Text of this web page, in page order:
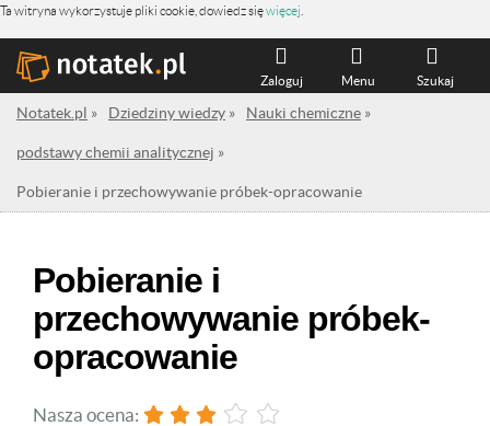
Ta witryna wykorzystuje pliki cookie, dowiedz sięwięcej
Szukaj
Menu
Zaloguj
Notatek.pl » Dziedziny wiedzy » Nauki chemiczne »
podstawy chemii analitycznej »
Pobieranie i przechowywanie próbek-opracowanie
Pobieranie i
przechowywanie próbek-
opracowanie
Nasza ocena: